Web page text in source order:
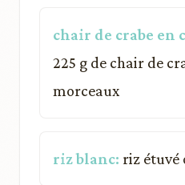
chair de crabe en
225 g de chair de
morceaux
riz blanc: riz étuvé